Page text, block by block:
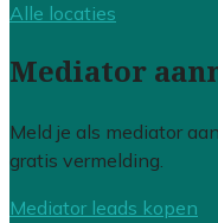
Alle locaties
Mediator
Meld je als mediator
gratis vermelding.
Mediator leads kopen